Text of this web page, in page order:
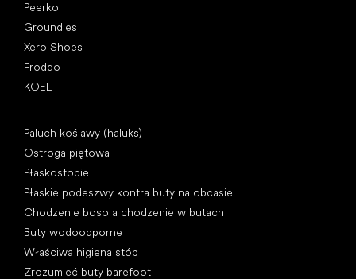
Peerko
Groundies
Xero Shoes
Froddo
KOEL
Paluch koślawy (haluks)
Ostroga piętowa
Płaskostopie
Płaskie podeszwy kontra buty na obcasie
Chodzenie boso a chodzenie w butach
Buty wodoodporne
Właściwa higiena stóp
Zrozumieć buty barefoot